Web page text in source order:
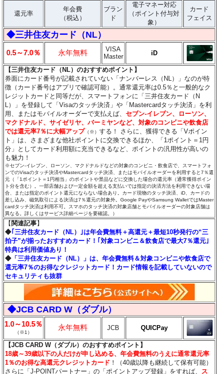
還元率
年会費
（税込）
ブラン
ド
電子マネー対応
（ポイント付与対
象）
カード
フェイス
◆三井住友カード（NL）
0.5～7.0％ 永年無料
VISA
Master
iD
【三井住友カード（NL）のおすすめポイント】
券面にカード番号が記載されていない「ナンバーレス（NL）」なのが特
徴（カード番号はアプリで確認可能）。通常還元率は0.5％と一般的なク
レジットカードと同等だが、スマートフォンに「三井住友カード（N
L）」を登録して「Visaのタッチ決済」や「Mastercardタッチ決済」を利
用、またはモバイルオーダーで支払えば、セブン‐イレブン、ローソン、
マクドナルド、サイゼリヤ、バーミヤンなど、対象のコンビニや飲食店
では還元率7％に大幅アップ （※）する！ さらに、獲得できる「Vポイン
ト」は、さまざまな他社ポイントに交換できるほか、「1ポイント＝1円
分」としてカード利用額に充当できるなど、ポイントの汎用性が高いの
も魅力！
※セブン‐イレブン、ローソン、マクドナルドなどの対象のコンビニ・飲食店で、スマートフォ
ンでのVisaのタッチ決済やMastercardタッチ決済、またはモバイルオーダーを利用すると7％還
元（「1ポイント＝1円相当」のポイントや景品などに交換した場合の還元率（通常獲得ポイン
ト分を含む）。一部店舗および一定金額を超える支払いでは指定の決済方法を利用できない場
合、または指定のポイント還元にならない場合あり。カード現物のタッチ決済、iD、カードの
差し込み、磁気取引による決済は7％還元の対象外。Google PayやSamsung WalletではMaster
cardタッチ決済は利用不可。スマホのタッチ決済の対象店舗とモバイルオーダーの対象店舗は
異なる。詳しくはサービス詳細ページを要確認。）
【 関連記事】
◆ ｢三井住友カード（NL）｣は年会費無料＋高還元＋最短10秒発行の“三
拍子”が揃ったおすすめカード！｢対象コンビニ＆飲食店で最大7％還元｣
特典は利用価値あり！
◆ 「三井住友カード（NL）」は、年会費無料＆対象コンビニや飲食店で
還元率7％のお得なクレジットカード！カード情報を記載していないので
セキュリティも抜群
◆JCB CARD W（ダブル）
1.0～10.5％
（※1）
永年無料 JCB QUICPay
【JCB CARD W（ダブル）のおすすめポイント】
18歳～39歳以下の人だけが申し込める、年会費無料のうえに通常還元率
1％のお得な高還元クレジットカード ！（40歳以降も継続して保有可能）
さらに「J-POINTパートナー」の「ポイントアップ登録」をすれば、
ス